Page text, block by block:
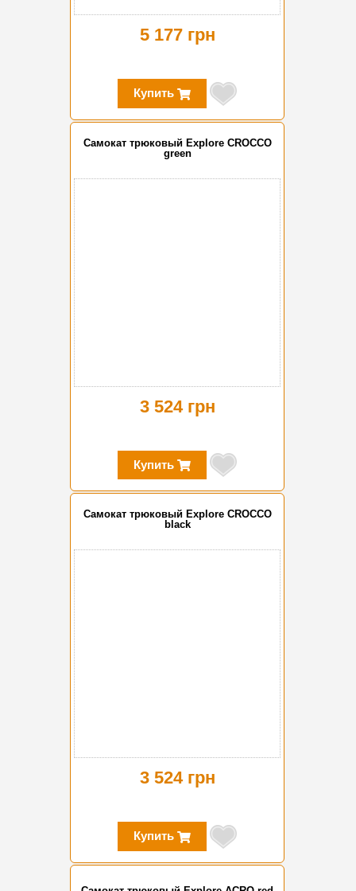
5 177 грн
Купить
Самокат трюковый Explore CROCCO
green
3 524 грн
Купить
Самокат трюковый Explore CROCCO
black
3 524 грн
Купить